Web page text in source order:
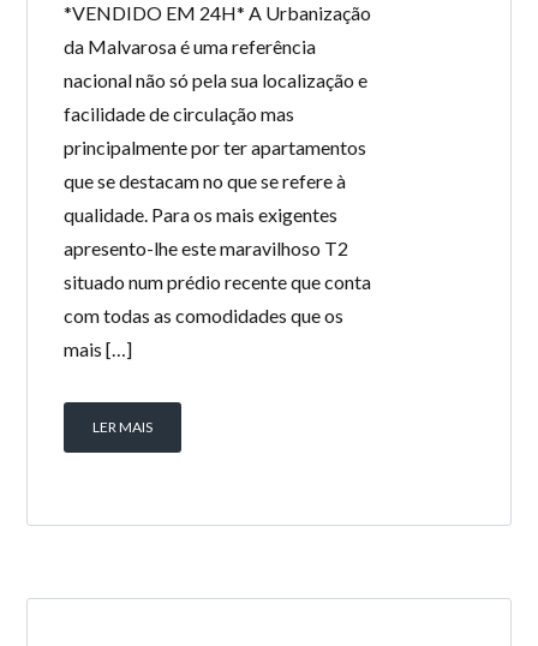
*VENDIDO EM 24H* A Urbanização
da Malvarosa é uma referência
nacional não só pela sua localização e
facilidade de circulação mas
principalmente por ter apartamentos
que se destacam no que se refere à
qualidade. Para os mais exigentes
apresento-lhe este maravilhoso T2
situado num prédio recente que conta
com todas as comodidades que os
mais […]
LER MAIS